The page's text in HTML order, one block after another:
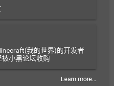
我的世界)的开发者
小黑论坛收购
Learn more...